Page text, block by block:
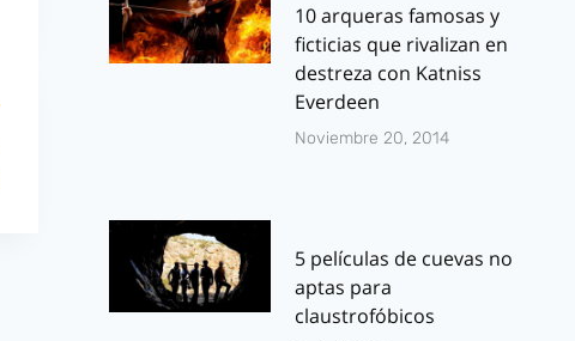
10 arqueras famosas y
ficticias que rivalizan en
destreza con Katniss
Everdeen
Noviembre 20, 2014
5 películas de cuevas no
aptas para
claustrofóbicos